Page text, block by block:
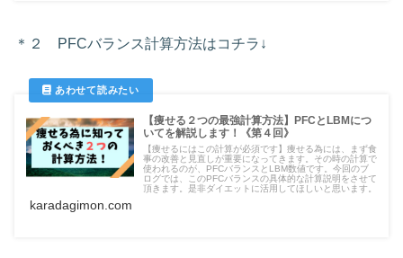
＊２ PFCバランス計算方法はコチラ↓
【痩せる２つの最強計算方法】PFCとLBMにつ
いてを解説します！《第４回》
【痩せるにはこの計算が必須です】痩せる為には、まず食
事の改善と見直しが重要になってきます。その時の計算で
使われるのが、PFCバランスとLBM数値です。今回のブ
ログでは、このPFCバランスの具体的な計算説明をさせて
頂きます。是非ダイエットに活用してほしいと思います。
karadagimon.com